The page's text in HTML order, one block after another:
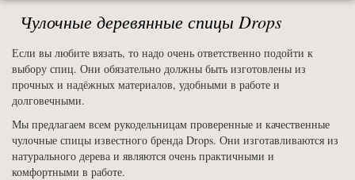
Чулочные деревянные спицы Drops
Если вы любите вязать, то надо очень ответственно подойти к
выбору спиц. Они обязательно должны быть изготовлены из
прочных и надёжных материалов, удобными в работе и
долговечными.
Мы предлагаем всем рукодельницам проверенные и качественные
чулочные спицы известного бренда Drops. Они изготавливаются из
натурального дерева и являются очень практичными и
комфортными в работе.